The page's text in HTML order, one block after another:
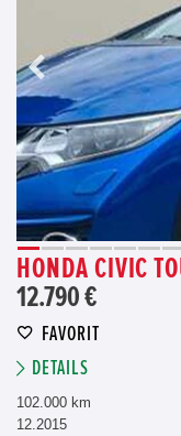
HONDA CIVIC
12.790 €
FAVORIT
DETAILS
102.000 km
12.2015